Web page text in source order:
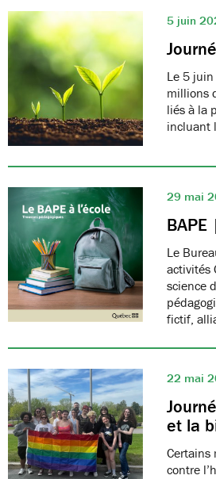
5 juin
Le 5
millions
liés à la
incluant
29 mai
Le
activités
science
fictif,
22 mai
et la
Certains
contre